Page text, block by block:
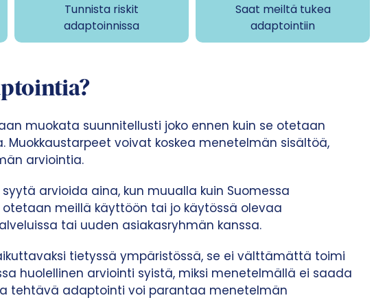
Tunnista riskit
adaptoinnissa
Saat meiltä tukea
adaptointiin
muokata suunnitellusti joko ennen kuin se otetaan
voivat koskea menetelmän sisältöä,
arviointia.
arvioida aina, kun muualla kuin Suomessa
meillä käyttöön tai jo käytössä olevaa
tai uuden asiakasryhmän kanssa.
tietyssä ympäristössä, se ei välttämättä toimi
huolellinen arviointi syistä, miksi menetelmällä ei saada
tehtävä adaptointi voi parantaa menetelmän